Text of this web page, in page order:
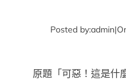
Posted by:admin|
原題「可惡！這是什